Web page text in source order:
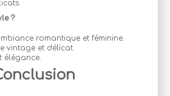
?
romantique et féminine.
vintage et délicat.
élégance.